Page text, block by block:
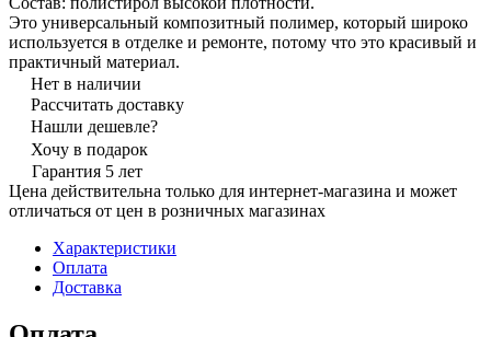
Это универсальный композитный полимер, который широко
используется в отделке и ремонте, потому что это красивый и
практичный материал.
Нет в наличии
Рассчитать доставку
Нашли дешевле?
Хочу в подарок
Гарантия 5 лет
Цена действительна только для интернет-магазина и может
отличаться от цен в розничных магазинах
Характеристики
Оплата
Доставка